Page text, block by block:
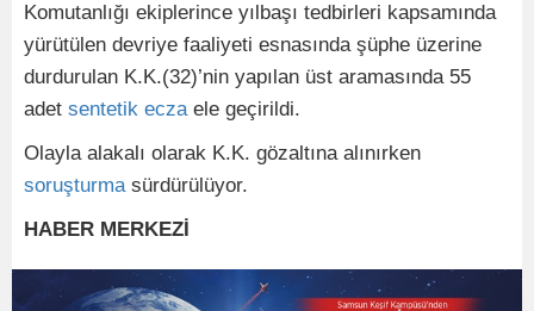
Komutanlığı ekiplerince yılbaşı tedbirleri kapsamında
yürütülen devriye faaliyeti esnasında şüphe üzerine
durdurulan K.K.(32)’nin yapılan üst aramasında 55
adet sentetik eczaele geçirildi.
Olayla alakalı olarak K.K. gözaltına alınırken
soruşturmasürdürülüyor.
HABER MERKEZİ